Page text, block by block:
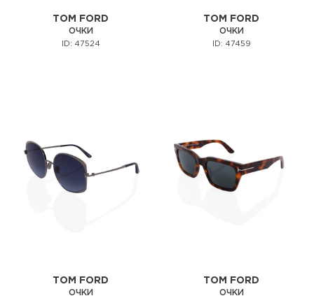
TOM FORD
ОЧКИ
ID: 47524
TOM FORD
ОЧКИ
ID: 47459
TOM FORD
ОЧКИ
TOM FORD
ОЧКИ